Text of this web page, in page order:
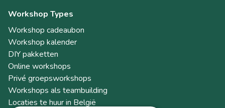
Workshop Types
Workshop cadeaubon
Workshop kalender
DIY pakketten
Online workshops
Privé groepsworkshops
Workshops als teambuilding
Locaties te huur in België